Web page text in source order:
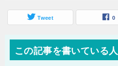
Tweet 0
この記事を書いている人